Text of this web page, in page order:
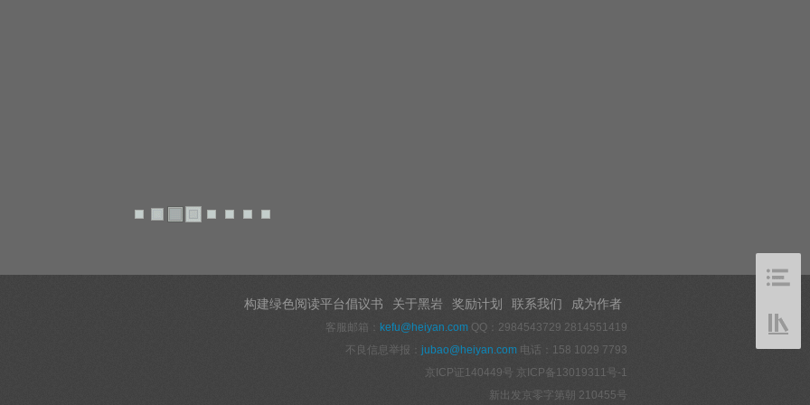
构建绿色阅读平台倡议书 关于黑岩 奖励计划 联系我们 成为作者
客服邮箱： kefu@heiyan.com QQ：2984543729 2814551419
不良信息举报： jubao@heiyan.com 电话：158 1029 7793
京ICP证140449号 京ICP备13019311号-1
新出发京零字第朝 210455号